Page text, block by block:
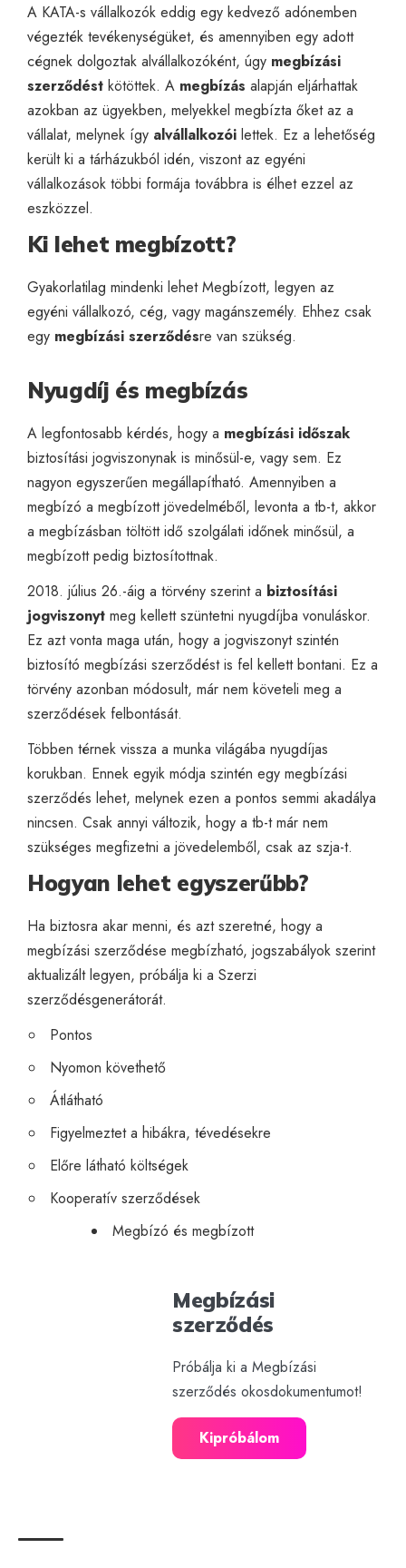
A KATA-s vállalkozók eddig egy kedvező adónemben
végezték tevékenységüket, és amennyiben egy adott
cégnek dolgoztak alvállalkozóként, úgy megbízási
szerződést kötöttek. A megbízás alapján eljárhattak
azokban az ügyekben, melyekkel megbízta őket az a
vállalat, melynek így alvállalkozói lettek. Ez a lehetőség
került ki a tárházukból idén, viszont az egyéni
vállalkozások többi formája továbbra is élhet ezzel az
eszközzel.
Ki lehet megbízott?
Gyakorlatilag mindenki lehet Megbízott, legyen az
egyéni vállalkozó, cég, vagy magánszemély. Ehhez csak
egy megbízási szerződésre van szükség.
Nyugdíj és megbízás
A legfontosabb kérdés, hogy a megbízási időszak
biztosítási jogviszonynak is minősül-e, vagy sem. Ez
nagyon egyszerűen megállapítható. Amennyiben a
megbízó a megbízott jövedelméből, levonta a tb-t, akkor
a megbízásban töltött idő szolgálati időnek minősül, a
megbízottpedig biztosítottnak.
2018. július 26.-áig a törvény szerint a biztosítási
jogviszonyt meg kellett szüntetni nyugdíjba vonuláskor.
Ez azt vonta maga után, hogy a jogviszonyt szintén
biztosító megbízási szerződést is fel kellett bontani. Ez a
törvény azonban módosult, már nem követeli meg a
szerződések felbontását.
Többen térnek vissza a munka világába nyugdíjas
korukban. Ennek egyik módja szintén egy megbízási
szerződés lehet, melynek ezen a pontos semmi akadálya
nincsen. Csak annyi változik, hogy a tb-t már nem
szükséges megfizetni a jövedelemből, csak az szja-t.
Hogyan lehet egyszerűbb?
Ha biztosra akar menni, és azt szeretné, hogy a
megbízási szerződése megbízható, jogszabályok szerint
aktualizált legyen, próbálja ki a Szerzi
szerződésgenerátorát.
Pontos
Nyomon követhető
Átlátható
Figyelmeztet a hibákra, tévedésekre
Előre látható költségek
Kooperatív szerződések
Megbízó és megbízott
Megbízási
szerződés
Próbálja ki a Megbízási
szerződés okosdokumentumot!
Kipróbálom